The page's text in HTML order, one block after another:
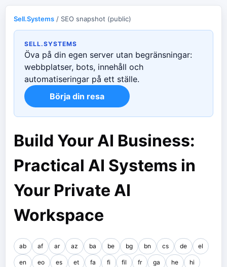
Sell.Systems / SEO snapshot (public)
SELL.SYSTEMS
Öva på din egen server utan begränsningar:
webbplatser, bots, innehåll och
automatiseringar på ett ställe.
Börja din resa
Build Your AI Business:
Practical AI Systems in
Your Private AI
Workspace
ab af ar az ba be bg bn cs de el
en eo es et fa fi fil fr ga he hi